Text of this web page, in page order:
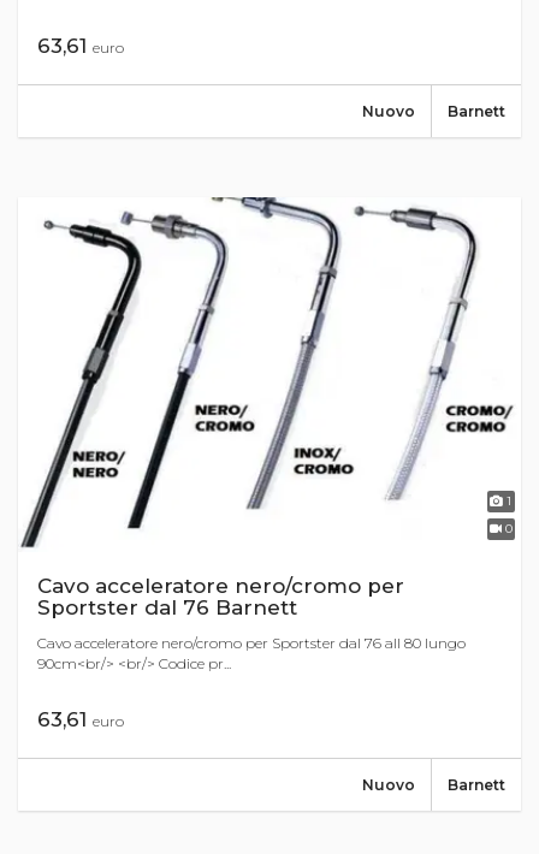
63,61 euro
Barnett
Nuovo
1
0
Cavo acceleratore nero/cromo per
Sportster dal 76 Barnett
Cavo acceleratore nero/cromo per Sportster dal 76 all 80 lungo
90cm<br/> <br/> Codice pr...
63,61 euro
Barnett
Nuovo